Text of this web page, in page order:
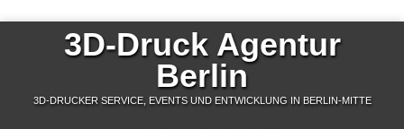
3D-Druck Agentur
Berlin
3D-DRUCKER SERVICE, EVENTS UND ENTWICKLUNG IN BERLIN-MITTE